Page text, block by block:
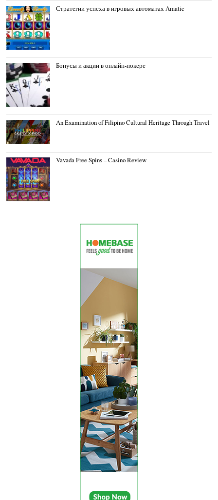
Стратегии успеха в игровых автоматах Amatic
Бонусы и акции в онлайн-покере
An Examination of Filipino Cultural Heritage Through Travel
Vavada Free Spins – Casino Review